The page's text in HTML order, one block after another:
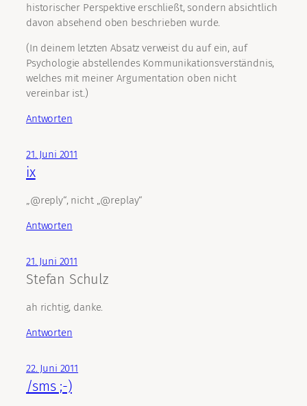
historischer Perspektive erschließt, sondern absichtlich
davon absehend oben beschrieben wurde.
(In deinem letzten Absatz verweist du auf ein, auf
Psychologie abstellendes Kommunikationsverständnis,
welches mit meiner Argumentation oben nicht
vereinbar ist.)
Antworten
21. Juni 2011
ix
„@reply“, nicht „@replay“
Antworten
21. Juni 2011
Stefan Schulz
ah richtig, danke.
Antworten
22. Juni 2011
/sms ;-)